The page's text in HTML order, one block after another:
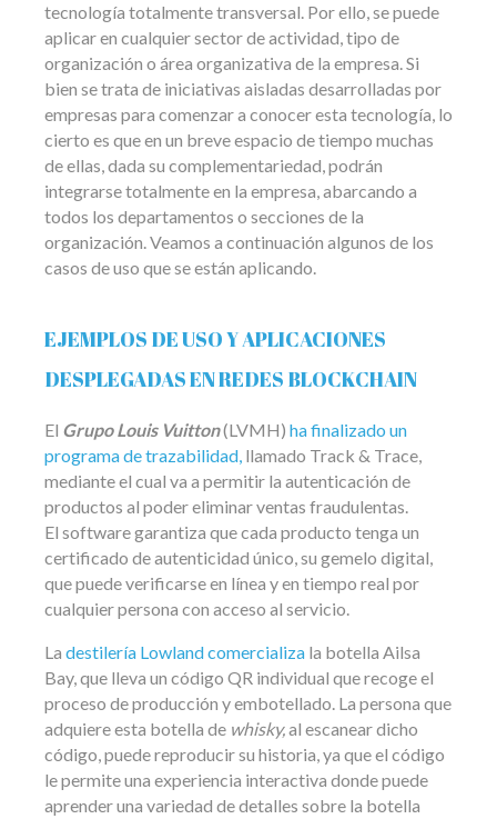
tecnología totalmente transversal. Por ello, se puede
aplicar en cualquier sector de actividad, tipo de
organización o área organizativa de la empresa. Si
bien se trata de iniciativas aisladas desarrolladas por
empresas para comenzar a conocer esta tecnología, lo
cierto es que en un breve espacio de tiempo muchas
de ellas, dada su complementariedad, podrán
integrarse totalmente en la empresa, abarcando a
todos los departamentos o secciones de la
organización. Veamos a continuación algunos de los
casos de uso que se están aplicando.
EJEMPLOS DE USO Y APLICACIONES
DESPLEGADAS EN REDES BLOCKCHAIN
El Grupo Louis Vuitton(LVMH) ha finalizado un
programa de trazabilidad, llamado Track & Trace,
mediante el cual va a permitir la autenticación de
productos al poder eliminar ventas fraudulentas.
El software garantiza que cada producto tenga un
certificado de autenticidad único, su gemelo digital,
que puede verificarse en línea y en tiempo real por
cualquier persona con acceso al servicio.
La destilería Lowland comercializa la botella Ailsa
Bay, que lleva un código QR individual que recoge el
proceso de producción y embotellado. La persona que
adquiere esta botella de whisky,al escanear dicho
código, puede reproducir su historia, ya que el código
le permite una experiencia interactiva donde puede
aprender una variedad de detalles sobre la botella